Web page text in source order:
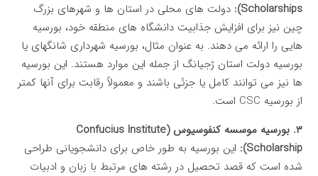
Scholarships): دولت های محلی در استان ها و شهرهای بزرگ
چین نیز برای افزایش جذابیت دانشگاه های منطقه خود، بورسیه
هایی را ارائه می دهند. به عنوان مثال، بورسیه شهرداری شانگهای یا
بورسیه دولت استان ژجیانگ از جمله این موارد هستند. این بورسیه
ها نیز می توانند کامل یا جزئی باشند و معمولاً رقابت برای آنها کمتر
از بورسیه CSC است.
۳. بورسیه موسسه کنفوسیوس (Confucius Institute
Scholarship):
این بورسیه به طور خاص برای دانشجویانی طراحی
شده است که قصد تحصیل در رشته های مرتبط با زبان و ادبیات